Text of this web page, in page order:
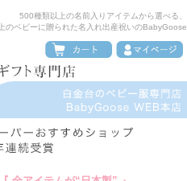
500種類以上の名前入りアイテムから選べる、
のベビーに贈られた名入れ出産祝いのBabyGoose